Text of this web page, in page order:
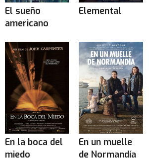
El sueño
americano
Elemental
En la boca del
miedo
En un muelle
de Normandía